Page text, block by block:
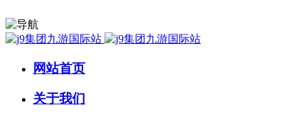
网站首页
关于我们